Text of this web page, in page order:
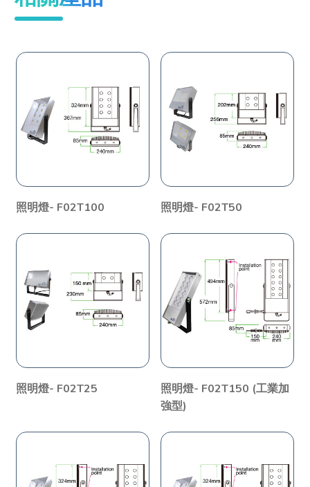
照明燈- F02T100 照明燈- F02T50
照明燈- F02T25
照明燈- F02T150 (工業加
強型)